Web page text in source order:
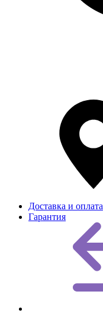
Доставка и оплата
Гарантия